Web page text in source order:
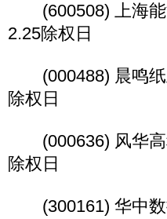
(600508) 上海能
2.25除权日
(000488) 晨鸣纸
除权日
(000636) 风华高
除权日
(300161) 华中数